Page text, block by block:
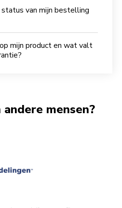
status van mijn bestelling
mijn product en wat valt
mensen?